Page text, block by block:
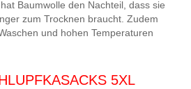
Baumwolle den Nachteil, dass sie
zum Trocknen braucht. Zudem
und hohen Temperaturen
5XL